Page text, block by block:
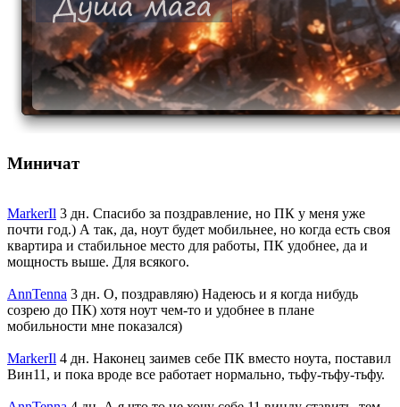
Миничат
MarkerIl 3 дн. Спасибо за поздравление, но ПК у меня уже
почти год.) А так, да, ноут будет мобильнее, но когда есть своя
квартира и стабильное место для работы, ПК удобнее, да и
мощность выше. Для всякого.
AnnTenna 3 дн. О, поздравляю) Надеюсь и я когда нибудь
созрею до ПК) хотя ноут чем-то и удобнее в плане
мобильности мне показался)
MarkerIl 4 дн. Наконец заимев себе ПК вместо ноута, поставил
Вин11, и пока вроде все работает нормально, тьфу-тьфу-тьфу.